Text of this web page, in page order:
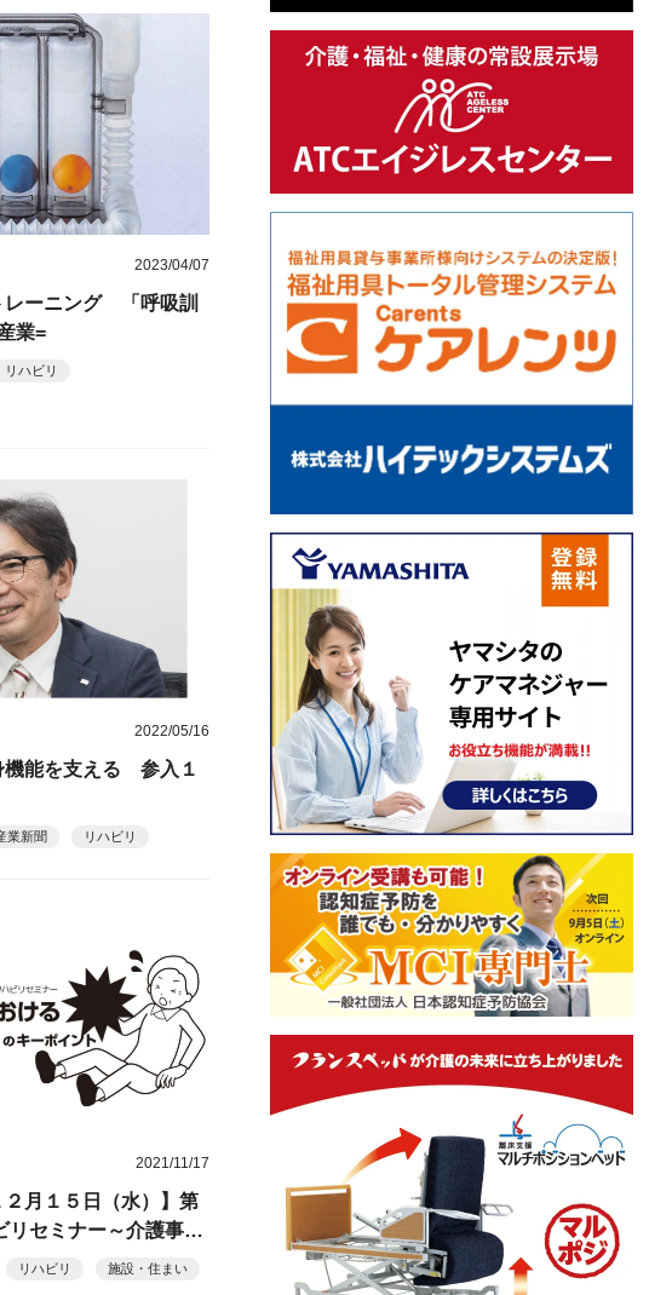
2023/04/07
レーニング 「呼吸訓
業=
リハビリ
2022/05/16
機能を支える 参入１
業新聞 リハビリ
2021/11/17
２月１５日（水）】第
リセミナー～介護事業
防のキーポイント
リハビリ 施設・住まい